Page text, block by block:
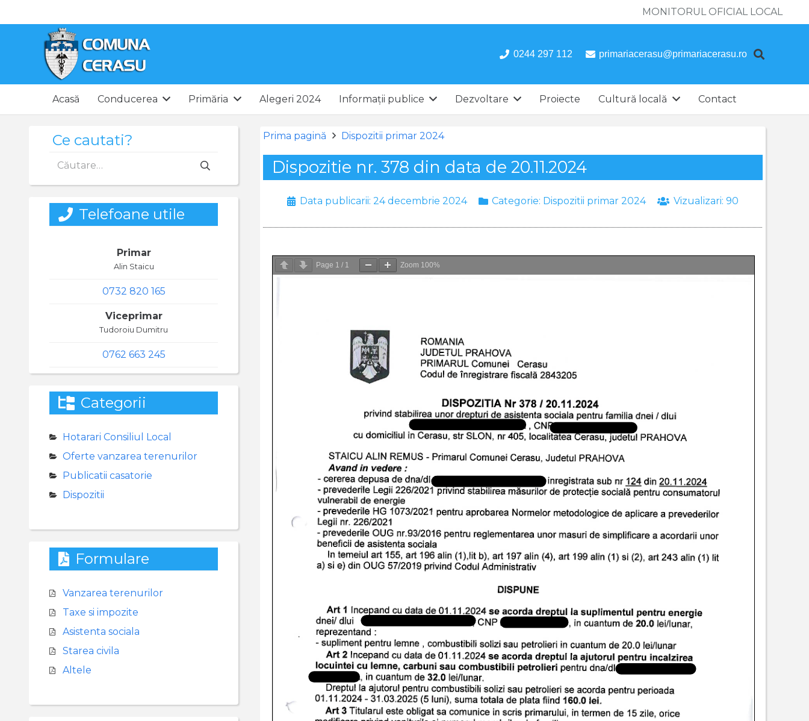
MONITORUL OFICIAL LOCAL
0244 297 112 primariacerasu@primariacerasu.ro
Acasă Conducerea Primăria Alegeri 2024 Informații publice Dezvoltare Proiecte Cultură locală Contact
Prima pagină Dispozitii primar 2024
Dispozitie nr. 378 din data de 20.11.2024
Data publicarii: 24 decembrie 2024 Categorie: Dispozitii primar 2024 Vizualizari: 90
Page 1 / 1 Zoom 100%
Ce cautati?
după:
Telefoane utile
Primar
Alin Staicu
0732 820 165
Viceprimar
Tudoroiu Dumitru
0762 663 245
Categorii
Hotarari Consiliul Local
Oferte vanzarea terenurilor
Publicatii casatorie
Dispozitii
Formulare
Vanzarea terenurilor
Taxe si impozite
Asistenta sociala
Starea civila
Altele